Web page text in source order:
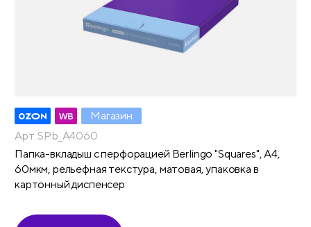
Магазин
Арт. SPb_A4060
Папка-вкладыш с перфорацией Berlingo "Squares", А4,
60мкм, рельефная текстура, матовая, упаковка в
картонный диспенсер